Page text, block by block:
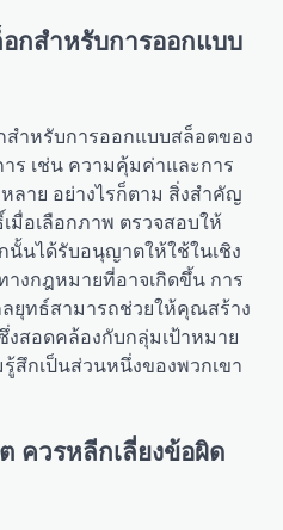
กสำหรับการออกแบบ
ำหรับการออกแบบสล็อตของ
ร เช่น ความคุ้มค่าและการ
าย อย่างไรก็ตาม สิ่งสำคัญ
มื่อเลือกภาพ ตรวจสอบให้
นได้รับอนุญาตให้ใช้ในเชิง
งกฎหมายที่อาจเกิดขึ้น การ
ยุทธ์สามารถช่วยให้คุณสร้าง
สอดคล้องกับกลุ่มเป้าหมาย
สึกเป็นส่วนหนึ่งของพวกเขา
ควรหลีกเลี่ยงข้อผิด